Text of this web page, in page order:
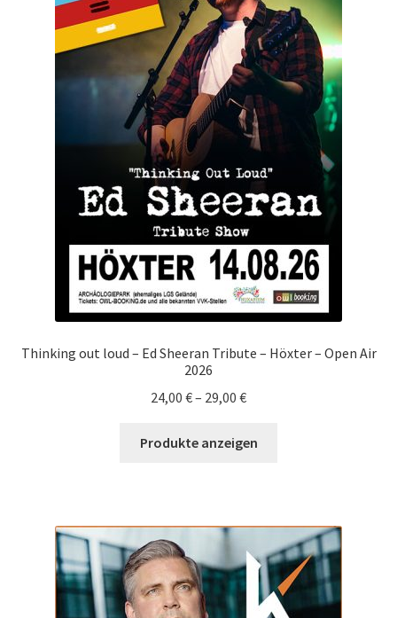
Thinking out loud – Ed Sheeran Tribute – Höxter – Open Air
2026
24,00 €– 29,00 €
Produkte anzeigen